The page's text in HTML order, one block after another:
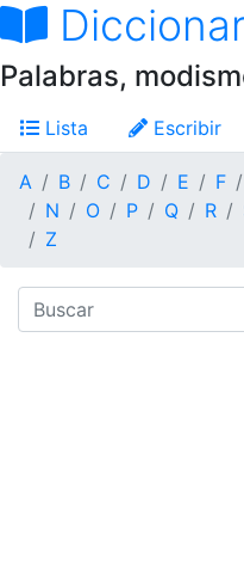
Palabras,
Lista Escribir
A B C D E F
N
O P Q R
Z